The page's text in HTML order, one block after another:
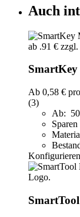
Auch
Ab 0,58 €
(3)
Ab:
Konfigurieren